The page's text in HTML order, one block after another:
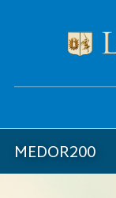
MEDOR200